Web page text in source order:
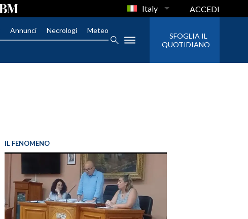
Italy ACCEDI
Annunci Necrologi Meteo
SFOGLIA IL
QUOTIDIANO
IL FENOMENO